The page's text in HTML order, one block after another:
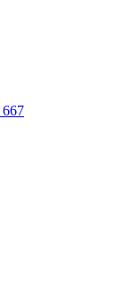
667